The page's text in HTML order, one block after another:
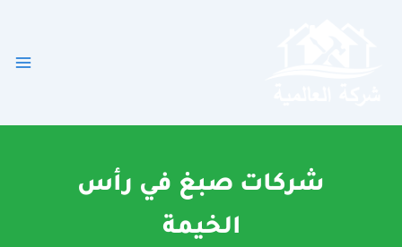
شركات صبغ في رأس
الخيمة